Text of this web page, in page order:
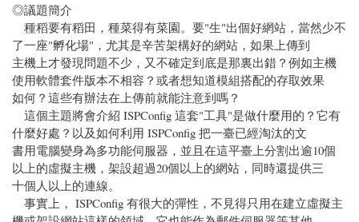
◎議題簡介
種稻要有稻田，種菜得有菜園。要"生"出個好網站，當然少不
了一座"孵化場"，尤其是辛苦架構好的網站，如果上傳到
主機上才發現問題不少，又不確定到底是那裏出錯？例如主機
使用軟體套件版本不相容？或者想知道模組搭配的存取效果
如何？這些有辦法在上傳前就能注意到嗎？
這個主題將會介紹 ISPConfig 這套"工具"是做什麼用的？它有
什麼好處？以及如何利用 ISPConfig 把一臺已經淘汰的文
書用電腦變身為多功能伺服器，並且在這平臺上分割出逾10個
以上的虛擬主機，架設超過20個以上的網站，同時還提供三
十個人以上的連線。
事實上， ISPConfig 有很大的彈性，不見得只用在建立虛擬主